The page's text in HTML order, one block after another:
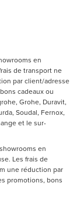
en
de transport ne
par client/adresse
cadeaux ou
Grohe, Duravit,
Soudal, Fernox,
et le sur-
en
Les frais de
une réduction par
promotions, bons